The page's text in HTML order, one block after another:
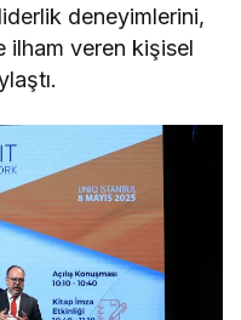
deneyimlerini,
ilham veren kişisel